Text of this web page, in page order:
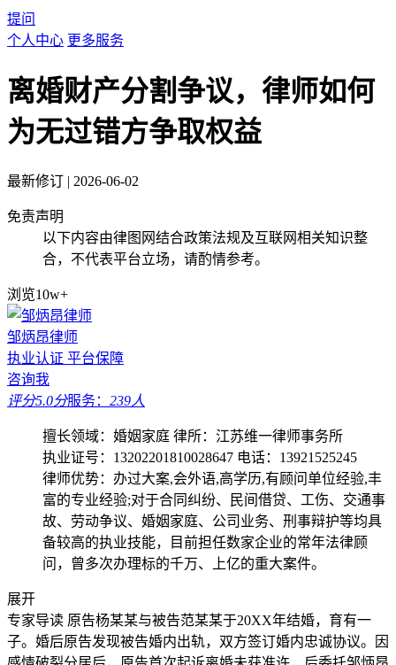
提问
个人中心 更多服务
离婚财产分割争议，律师如何
为无过错方争取权益
最新修订 | 2026-06-02
免责声明
以下内容由律图网结合政策法规及互联网相关知识整
合，不代表平台立场，请酌情参考。
浏览10w+
邹炳昂律师
执业认证 平台保障
咨询我
评分5.0分服务： 239人
擅长领域：婚姻家庭 律所：江苏维一律师事务所
执业证号：13202201810028647 电话：13921525245
律师优势：办过大案,会外语,高学历,有顾问单位经验,丰
富的专业经验;对于合同纠纷、民间借贷、工伤、交通事
故、劳动争议、婚姻家庭、公司业务、刑事辩护等均具
备较高的执业技能，目前担任数家企业的常年法律顾
问，曾多次办理标的千万、上亿的重大案件。
展开
专家导读 原告杨某某与被告范某某于20XX年结婚，育有一
子。婚后原告发现被告婚内出轨，双方签订婚内忠诚协议。因